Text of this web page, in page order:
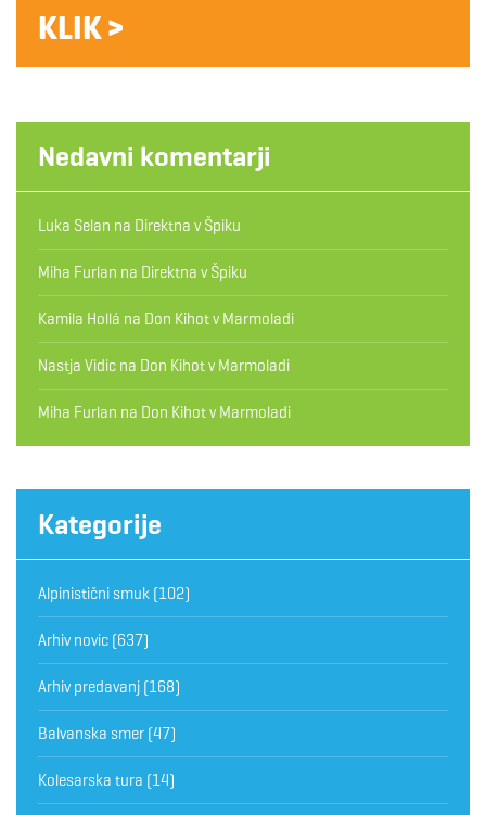
KLIK >
Nedavni komentarji
Luka Selan na Direktna v Špiku
Miha Furlan na Direktna v Špiku
Kamila Hollá na Don Kihot v Marmoladi
Nastja Vidic na Don Kihot v Marmoladi
Miha Furlan na Don Kihot v Marmoladi
Kategorije
Alpinistični smuk (102)
Arhiv novic (637)
Arhiv predavanj (168)
Balvanska smer (47)
Kolesarska tura (14)